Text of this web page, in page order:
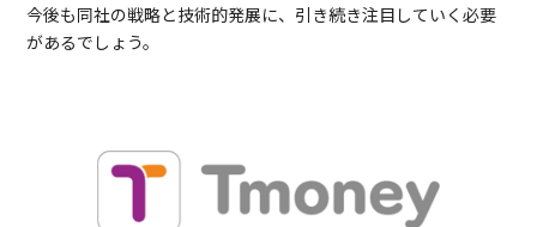
今後も同社の戦略と技術的発展に、引き続き注目していく必要
があるでしょう。